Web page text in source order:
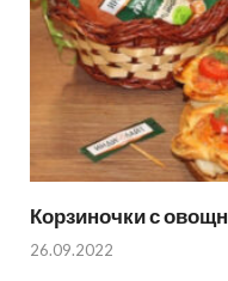
Корзиночки с
26.09.2022